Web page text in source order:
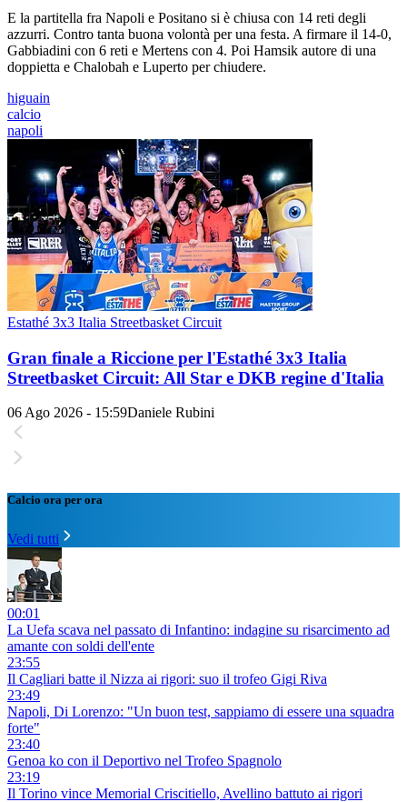
E la partitella fra Napoli e Positano si è chiusa con 14 reti degli
azzurri. Contro tanta buona volontà per una festa. A firmare il 14-0,
Gabbiadini con 6 reti e Mertens con 4. Poi Hamsik autore di una
doppietta e Chalobah e Luperto per chiudere.
higuain
calcio
napoli
Estathé 3x3 Italia Streetbasket Circuit
Gran finale a Riccione per l'Estathé 3x3 Italia
Streetbasket Circuit: All Star e DKB regine d'Italia
06 Ago 2026 - 15:59Daniele Rubini
Calcio ora per ora
Vedi tutti
00:01
La Uefa scava nel passato di Infantino: indagine su risarcimento ad
amante con soldi dell'ente
23:55
Il Cagliari batte il Nizza ai rigori: suo il trofeo Gigi Riva
23:49
Napoli, Di Lorenzo: "Un buon test, sappiamo di essere una squadra
forte"
23:40
Genoa ko con il Deportivo nel Trofeo Spagnolo
23:19
Il Torino vince Memorial Criscitiello, Avellino battuto ai rigori